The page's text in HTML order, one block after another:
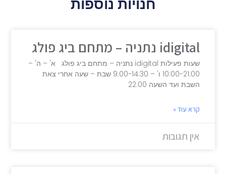
חנויות נוספות
idigital נתניה – מתחם ביג פולג
שעות פעילות idigital נתניה – מתחם ביג פולג א' – ה' –
10:00-21:00 ו' – 9:00-14:30 שבת – שעה אחרי צאת
השבת ועד השעה 22:00
קרא עוד »
אין תגובות